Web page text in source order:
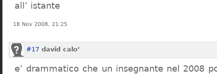
all’ istante
18 Nov 2008, 21:25
#17 david calo’
e’ drammatico che un insegnante nel 2008